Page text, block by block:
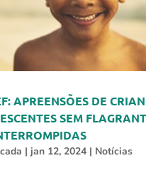
APREENSÕES DE
SEM
| jan 12, 2024| Notícias